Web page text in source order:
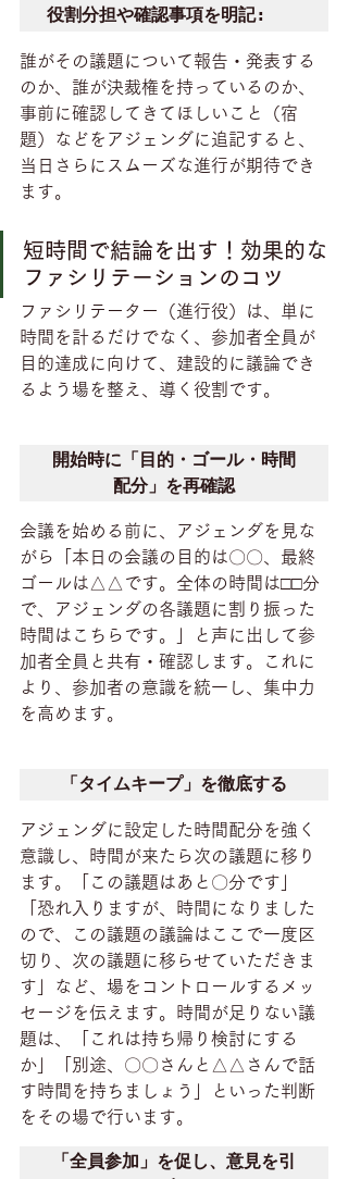
役割分担や確認事項を明記:
誰がその議題について報告・発表する
のか、誰が決裁権を持っているのか、
事前に確認してきてほしいこと（宿
題）などをアジェンダに追記すると、
当日さらにスムーズな進行が期待でき
ます。
短時間で結論を出す！効果的な
ファシリテーションのコツ
ファシリテーター（進行役）は、単に
時間を計るだけでなく、参加者全員が
目的達成に向けて、建設的に議論でき
るよう場を整え、導く役割です。
開始時に「目的・ゴール・時間
配分」を再確認
会議を始める前に、アジェンダを見な
がら「本日の会議の目的は〇〇、最終
ゴールは△△です。全体の時間は□□分
で、アジェンダの各議題に割り振った
時間はこちらです。」と声に出して参
加者全員と共有・確認します。これに
より、参加者の意識を統一し、集中力
を高めます。
「タイムキープ」を徹底する
アジェンダに設定した時間配分を強く
意識し、時間が来たら次の議題に移り
ます。「この議題はあと〇分です」
「恐れ入りますが、時間になりました
ので、この議題の議論はここで一度区
切り、次の議題に移らせていただきま
す」など、場をコントロールするメッ
セージを伝えます。時間が足りない議
題は、「これは持ち帰り検討にする
か」「別途、〇〇さんと△△さんで話
す時間を持ちましょう」といった判断
をその場で行います。
「全員参加」を促し、意見を引